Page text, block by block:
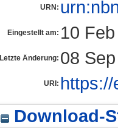
URN:
Eingestellt am: 10
Letzte Änderung: 08
URI:
Download-